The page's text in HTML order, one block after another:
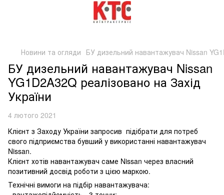
Новини та огляди БУ дизельний навантажувач Nissan
БУ дизельний навантажувач Nissan
YG1D2A32Q реалізовано на Захід
України
4 лютого 2021
Клієнт з Заходу України запросив підібрати для потреб
свого підприємства бувший у використанні навантажувач
Nissan.
Клієнт хотів навантажувач саме Nissan через власний
позитивний досвід роботи з цією маркою.
Технічні вимоги на підбір навантажувача: